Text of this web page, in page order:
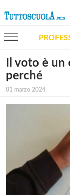
Il voto è
perché
01 marzo 2024